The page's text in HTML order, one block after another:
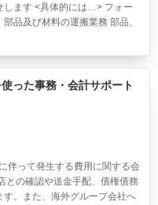
します <具体的には…> フォー
品及び材料の運搬業務 部品、
った事務・会計サポート
伴って発生する費用に関する会
との確認や送金手配、債権債務
。また、海外グループ会社へ